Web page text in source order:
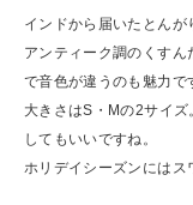
インドから届いたとんが
アンティーク調のくす
で音色が違うのも魅力で
大きさはS・Mの2サイ
してもいいですね。
ホリデイシーズンにはス